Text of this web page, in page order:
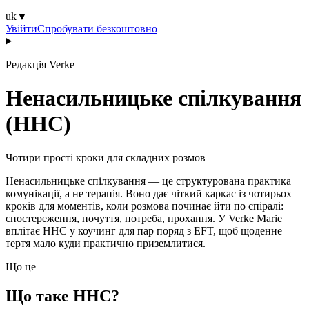
uk▼
УвійтиСпробувати безкоштовно
Редакція Verke
Ненасильницьке спілкування
(ННС)
Чотири прості кроки для складних розмов
Ненасильницьке спілкування — це структурована практика
комунікації, а не терапія. Воно дає чіткий каркас із чотирьох
кроків для моментів, коли розмова починає йти по спіралі:
спостереження, почуття, потреба, прохання. У Verke Marie
вплітає ННС у коучинг для пар поряд з EFT, щоб щоденне
тертя мало куди практично приземлитися.
Що це
Що таке ННС?